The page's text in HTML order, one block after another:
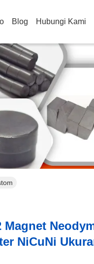
Blog Hubungi Kami
Magnet
NiCuNi